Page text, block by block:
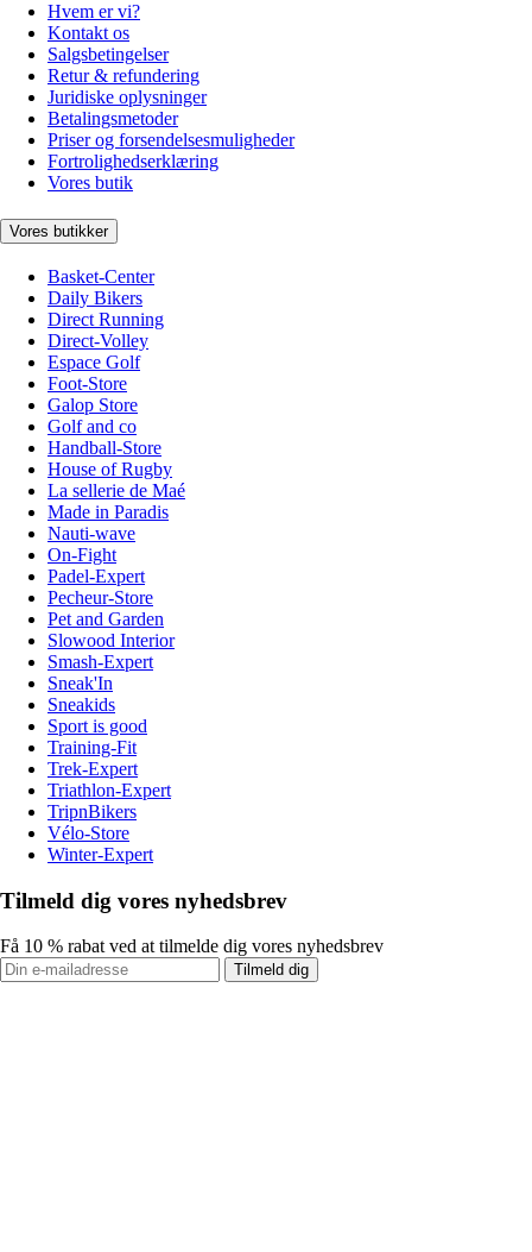
Hvem er vi?
Kontakt os
Salgsbetingelser
Retur & refundering
Juridiske oplysninger
Betalingsmetoder
Priser og forsendelsesmuligheder
Fortrolighedserklæring
Vores butik
Vores butikker
Basket-Center
Daily Bikers
Direct Running
Direct-Volley
Espace Golf
Foot-Store
Galop Store
Golf and co
Handball-Store
House of Rugby
La sellerie de Maé
Made in Paradis
Nauti-wave
On-Fight
Padel-Expert
Pecheur-Store
Pet and Garden
Slowood Interior
Smash-Expert
Sneak'In
Sneakids
Sport is good
Training-Fit
Trek-Expert
Triathlon-Expert
TripnBikers
Vélo-Store
Winter-Expert
Tilmeld dig vores nyhedsbrev
Få 10 % rabat ved at tilmelde dig vores nyhedsbrev
Tilmeld dig